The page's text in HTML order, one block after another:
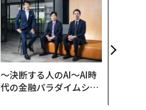
〜決断する人のAI〜AI時
代の金融パラダイムシフ
“泊ま
パシ
本の
編）